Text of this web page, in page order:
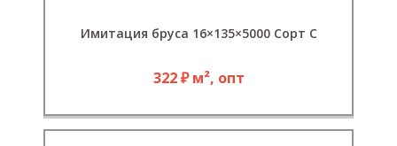
Имитация бруса 16×135×5000 Сорт С
322 ₽ м², опт